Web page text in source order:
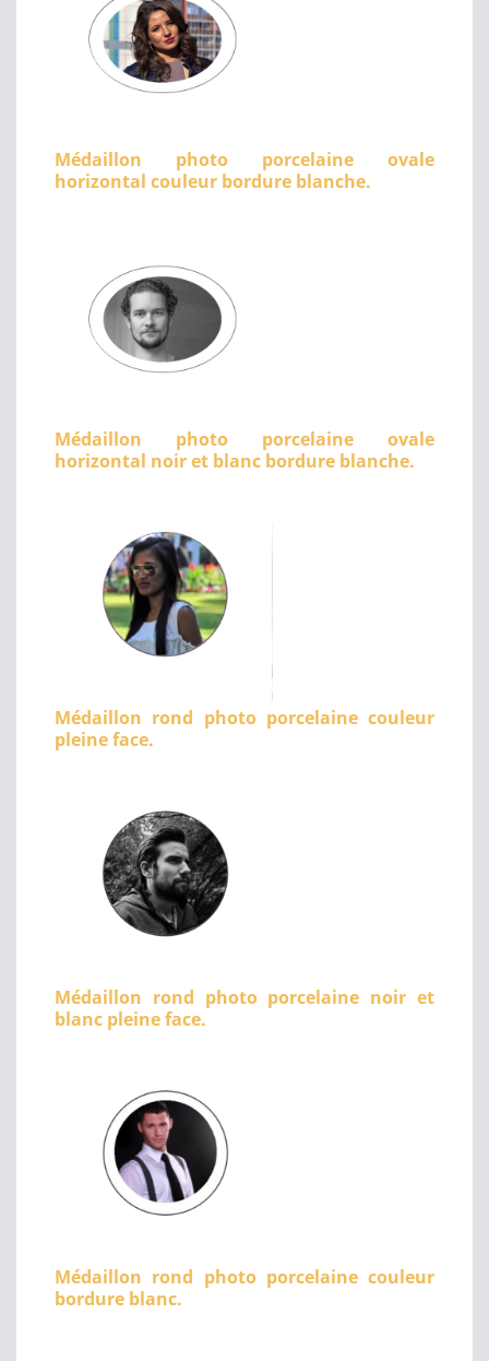
Médaillon photo porcelaine ovale
horizontal couleur bordure blanche.
Médaillon photo porcelaine ovale
horizontal noir et blanc bordure blanche.
Médaillon rond photo porcelaine couleur
pleine face.
Médaillon rond photo porcelaine noir et
blanc pleine face.
Médaillon rond photo porcelaine couleur
bordure blanc.